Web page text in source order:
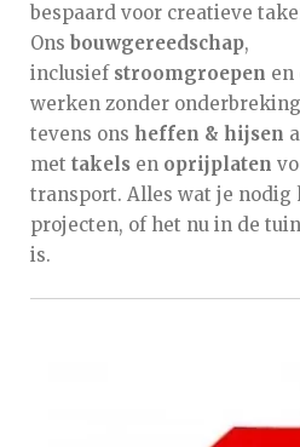
bespaard voor creatieve
Ons bouwgereedschap,
inclusief stroomgroepen en
werken zonder
tevens ons heffen & hijsen
met takels en oprijplaten
transport. Alles wat je nodig
projecten, of het nu in de
is.